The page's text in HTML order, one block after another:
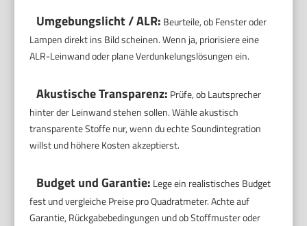
Umgebungslicht / ALR: Beurteile, ob Fenster oder
Lampen direkt ins Bild scheinen. Wenn ja, priorisiere eine
ALR-Leinwand oder plane Verdunkelungslösungen ein.
Akustische Transparenz: Prüfe, ob Lautsprecher
hinter der Leinwand stehen sollen. Wähle akustisch
transparente Stoffe nur, wenn du echte Soundintegration
willst und höhere Kosten akzeptierst.
Budget und Garantie: Lege ein realistisches Budget
fest und vergleiche Preise pro Quadratmeter. Achte auf
Garantie, Rückgabebedingungen und ob Stoffmuster oder